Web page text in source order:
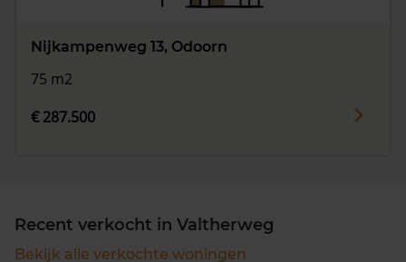
Nijkampenweg 13, Odoorn
75 m2
€ 287.500
Recent verkocht in Valtherweg
Bekijk alle verkochte woningen